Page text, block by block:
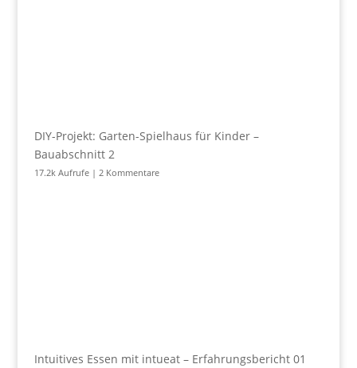
DIY-Projekt: Garten-Spielhaus für Kinder –
Bauabschnitt 2
17.2k Aufrufe| 2 Kommentare
Intuitives Essen mit intueat – Erfahrungsbericht 01